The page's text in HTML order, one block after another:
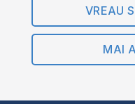
VREAU
MAI